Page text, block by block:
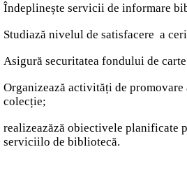
Îndeplinește servicii de informare
Studiază nivelul de satisfacere a
Asigură securitatea fondului de
Organizează activități de
colecție;
realizeazăză obiectivele planificate
serviciilo de bibliotecă.